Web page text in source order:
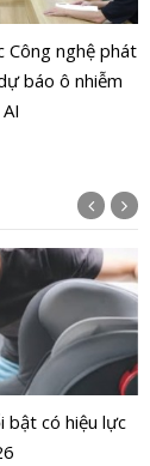
Công nghệ phát
báo ô nhiễm
bật có hiệu lực